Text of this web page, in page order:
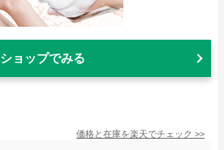
ショップでみる
価格と在庫を楽天でチェック >>